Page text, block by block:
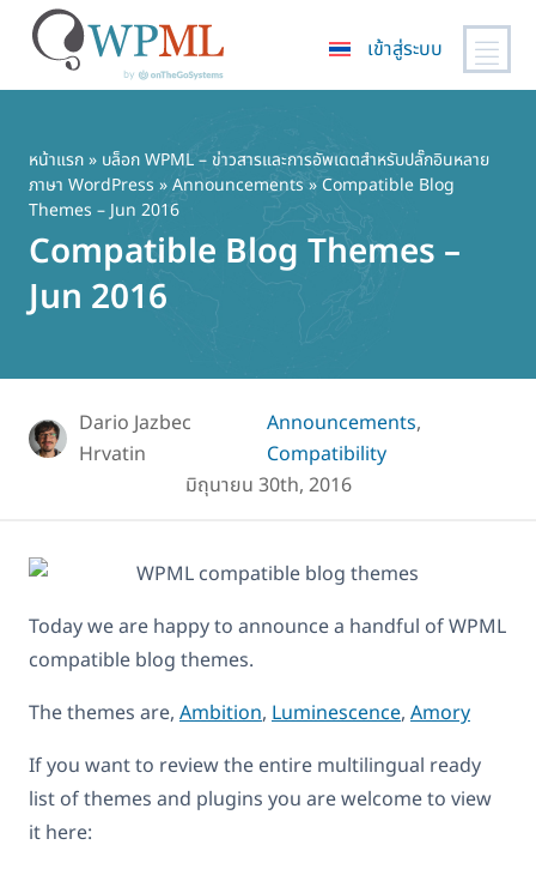
เนื้อหา
เข้าสู่ระบบ
หน้าแรก» บล็อก WPML – ข่าวสารและการอัพเดตสำหรับปลั๊กอินหลาย
ภาษา WordPress »Announcements» Compatible Blog
Themes – Jun 2016
Compatible Blog Themes –
Jun 2016
Dario Jazbec
Hrvatin
Announcements,
Compatibility
มิถุนายน 30th, 2016
Today we are happy to announce a handful of WPML
compatible blog themes.
The themes are, Ambition, Luminescence, Amory
If you want to review the entire multilingual ready
list of themes and plugins you are welcome to view
it here: